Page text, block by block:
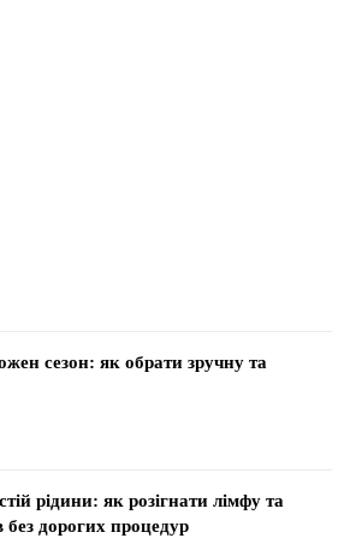
сезон: як обрати зручну та
рідини: як розігнати лімфу та
без дорогих процедур